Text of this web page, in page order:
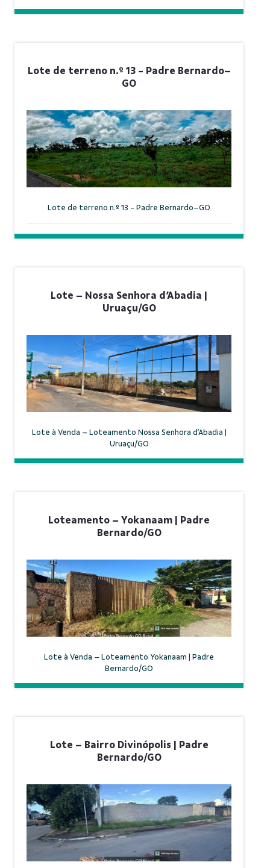
Lote de terreno n.º 13 - Padre Bernardo–
GO
Lote de terreno n.º 13 - Padre Bernardo–GO
Lote – Nossa Senhora d’Abadia |
Uruaçu/GO
Lote à Venda – Loteamento Nossa Senhora d’Abadia |
Uruaçu/GO
Loteamento – Yokanaam | Padre
Bernardo/GO
Lote à Venda – Loteamento Yokanaam | Padre
Bernardo/GO
Lote – Bairro Divinópolis | Padre
Bernardo/GO